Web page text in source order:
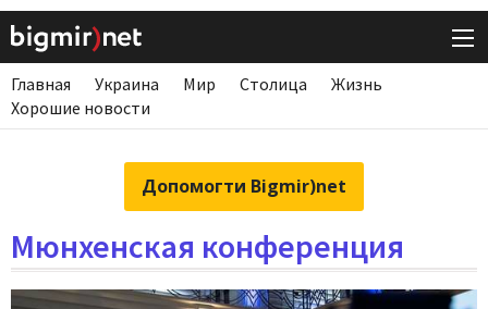
Главная Украина Мир Столица
Жизнь
Хорошие новости
Допомогти Bigmir)net
Мюнхенская конференция